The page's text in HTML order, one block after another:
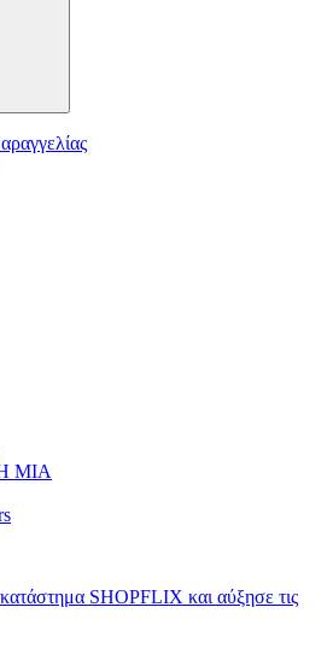
ΜΙΑ
SHOPFLIX και αύξησε τις